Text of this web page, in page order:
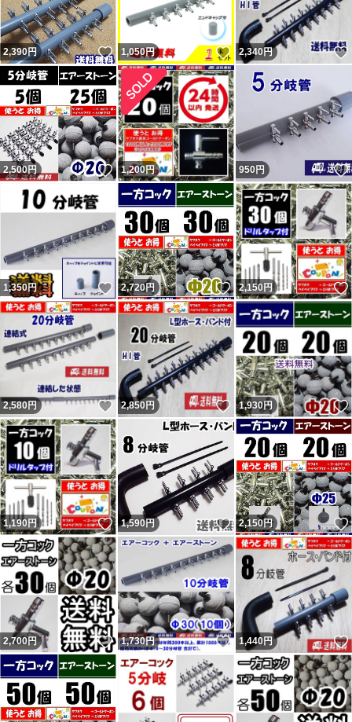
2,390円 いいね！
1,050円 いいね！
2,340円
2,500 円 いいね！
1,200円 950円
1,350円 いいね！
2,720円 いいね！
2,150 円
2,580円 いいね！
2,850円 いいね！
1,930円
1,190 円 いいね！
1,590円 いいね！
2,150円
2,700円 いいね！
1,730円 いいね！
1,440円